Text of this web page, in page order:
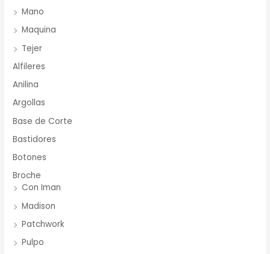
Mano
Maquina
Tejer
Alfileres
Anilina
Argollas
Base de Corte
Bastidores
Botones
Broche
Con Iman
Madison
Patchwork
Pulpo